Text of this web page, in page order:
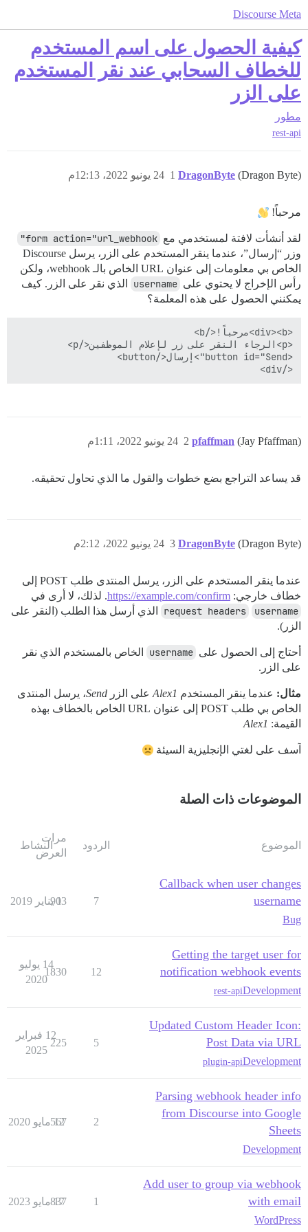
Discourse Meta
كيفية الحصول على اسم المستخدم
للخطاف السحابي عند نقر المستخدم
على الزر
مطور
rest-api
DragonByte (Dragon Byte) 24 يونيو 2022، 12:13م 1
مرحباً!
لقد أنشأت لافتة لمستخدمي مع form action="url_webhook"
وزر “إرسال”، عندما ينقر المستخدم على الزر، يرسل Discourse
الخاص بي معلومات إلى عنوان URL الخاص بالـ webhook، ولكن
رأس الإخراج لا يحتوي على username
الذي نقر على الزر. كيف
يمكنني الحصول على هذه المعلمة؟
</div>
pfaffman (Jay Pfaffman) 24 يونيو 2022، 1:11م 2
قد يساعد التراجع بضع خطوات والقول ما الذي تحاول تحقيقه.
DragonByte (Dragon Byte) 24 يونيو 2022، 2:12م 3
عندما ينقر المستخدم على الزر، يرسل المنتدى طلب POST إلى
خطاف خارجي: https://example.com/confirm. لذلك، لا أرى في
request headers username
الذي أرسل هذا الطلب (النقر على
الزر).
أحتاج إلى الحصول على username
الخاص بالمستخدم الذي نقر
على الزر.
مثال: عندما ينقر المستخدم Alex1 على الزر Send، يرسل المنتدى
الخاص بي طلب POST إلى عنوان URL الخاص بالخطاف بهذه
القيمة: Alex1
آسف على لغتي الإنجليزية السيئة
الموضوعات ذات الصلة
الموضوع الردود
مرات
العرض
النشاط
Callback when user changes
username
Bug
7
903
1 يناير 2019
Getting the target user for
notification webhook events
Development
rest-api
12
1830
14 يوليو
2020
Updated Custom Header Icon:
Post Data via URL
Development
plugin-api
5
225
12 فبراير
2025
Parsing webhook header info
from Discourse into Google
Sheets
Development
2
567
12 مايو 2020
Add user to group via webhook
with email
WordPress
1
837
17 مايو 2023